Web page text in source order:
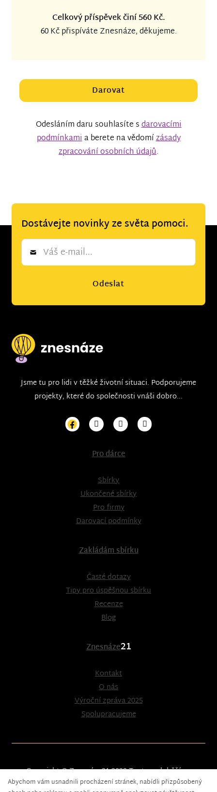
Celkový příspěvek činí560 Kč.
60 Kčpřispíváte Znesnáze, děkujeme.
Darovat
Odesláním daru souhlasíte sdarovacími
podmínkamia berete na vědomízásady
zpracování osobních údajů.
Dostávejte novinky ze světa pomoci.
Newsletter
Odeslat
Jsme tu pro lidi v těžké životní situaci. Podporujeme
projekty, které do společnosti vnáši dobro...
Pro dárce
Sbírky
Ukončené sbírky
Pro firmy
Darovací podmínky
Zakládám sbírku
Časté dotazy
Tipy pro úspěšnou sbírku
Recenze
Blog
Znesnáze21
Kontakt
O nás
Výroční zpráva 2025
Spolupracujeme
Copyright © Znesnáze21 2023Tento web běží na
solidpixels.
Abychom vám usnadnili procházení stránek, nabídli přizpůsobený